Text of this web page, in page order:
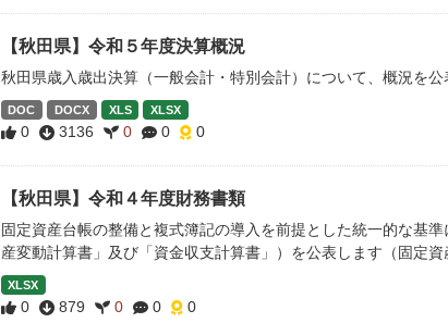
【秋田県】令和５年度決算概況
秋田県歳入歳出決算（一般会計・特別会計）について、概況を公
DOC DOCX XLS XLSX
0 3136 0 0 0
【秋田県】令和４年度財務書類
固定資産台帳の整備と複式簿記の導入を前提とした統一的な基
産変動計算書」及び「資金収支計算書」）を公表します（固定資
XLSX
0 879 0 0 0